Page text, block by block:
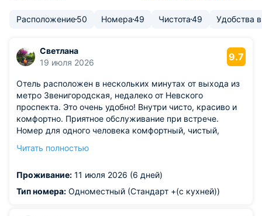
Расположение50 Номера49 Чистота49 Удобства
Светлана
19 июля 2026
9.7
Отель расположен в нескольких минутах от выхода из
метро Звенигородская, недалеко от Невского
проспекта. Это очень удобно! Внутри чисто, красиво и
комфортно. Приятное обслуживание при встрече.
Номер для одного человека комфортный, чистый,
размер комнаты, в ней есть и кровать, и кухонный
Санузел, душ, фен. В общем, есть всё самое
необходимое для проживания. В этом отеле
Читать полностью
Проживание: 11 июля 2026 (6 дней)
Тип номера: Одноместный (Стандарт +(с кухней))